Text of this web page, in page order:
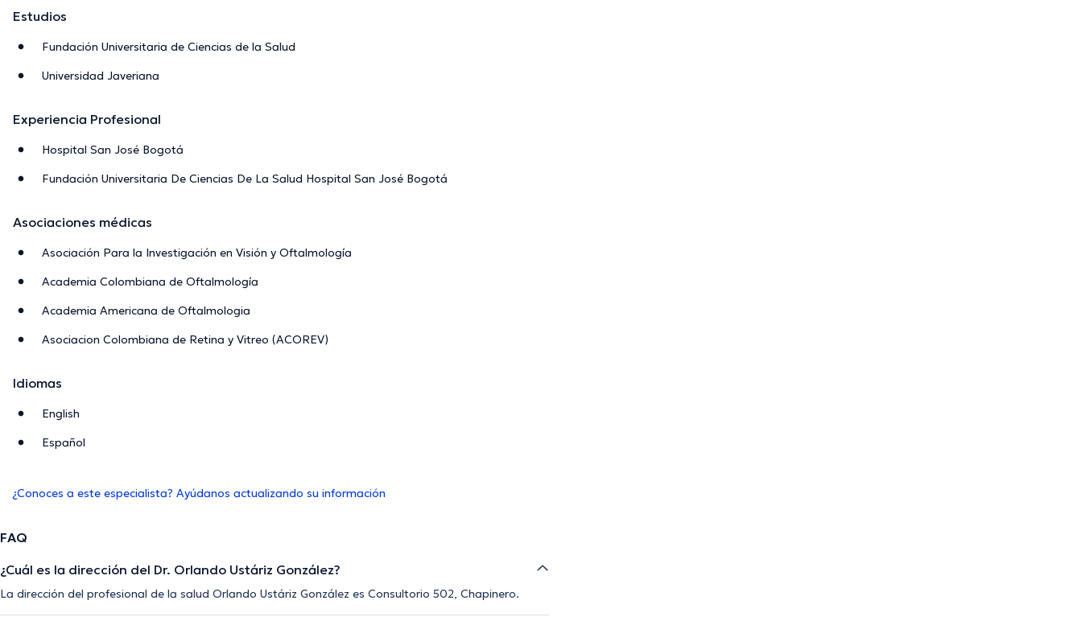
Estudios
Fundación Universitaria de Ciencias de la Salud
Universidad Javeriana
Experiencia Profesional
Hospital San José Bogotá
Fundación Universitaria De Ciencias De La Salud Hospital San José Bogotá
Asociaciones médicas
Asociación Para la Investigación en Visión y Oftalmología
Academia Colombiana de Oftalmología
Academia Americana de Oftalmologia
Asociacion Colombiana de Retina y Vitreo (ACOREV)
Idiomas
English
Español
¿Conoces a este especialista? Ayúdanos actualizando su información
FAQ
¿Cuál es la dirección del Dr. Orlando Ustáriz González?
La dirección del profesional de la salud Orlando Ustáriz González es Consultorio 502, Chapinero.